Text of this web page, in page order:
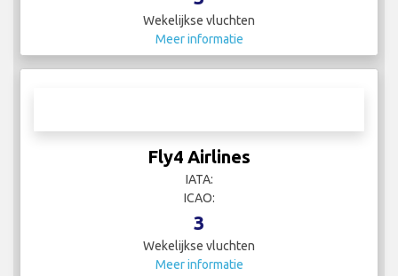
Wekelijkse vluchten
Meer informatie
Fly4 Airlines
IATA:
ICAO:
3
Wekelijkse vluchten
Meer informatie